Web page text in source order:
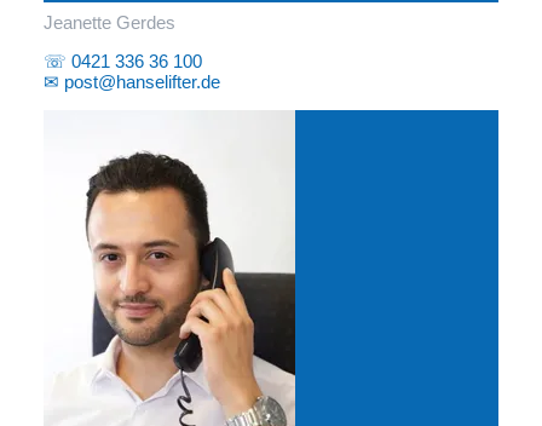
Jeanette Gerdes
☏ 0421 336 36 100
✉ post@hanselifter.de